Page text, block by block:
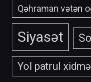
Qəhraman vətən
Siyasət
Yol patrul